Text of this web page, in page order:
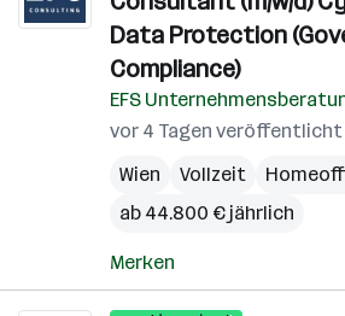
Data Protection
Compliance)
EFS
vor 4 Tagen veröffentlicht
Wien
Vollzeit
ab 44.800 € jährlich
Merken